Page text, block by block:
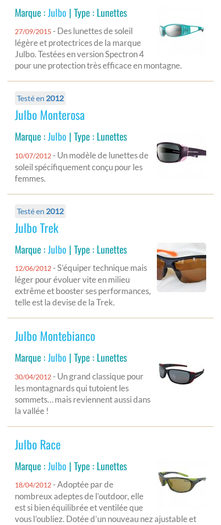
Marque :Julbo | Type : Lunettes
27/09/2015 - Des lunettes de soleil
légère et protectrices de la marque
Julbo. Testées en version Spectron 4
pour une protection très efficace en montagne.
Testé en 2012
Julbo Monterosa
Marque :Julbo | Type : Lunettes
10/07/2012 - Un modèle de lunettes de
soleil spécifiquement conçu pour les
femmes.
Testé en 2012
Julbo Trek
Marque :Julbo | Type : Lunettes
12/06/2012 - S’équiper technique mais
léger pour évoluer vite en milieu
extrême et booster ses performances,
telle est la devise de la Trek.
Julbo Montebianco
Marque :Julbo | Type : Lunettes
30/04/2012 - Un grand classique pour
les montagnards qui tutoient les
sommets… mais reviennent aussi dans
la vallée !
Julbo Race
Marque :Julbo | Type : Lunettes
18/04/2012 - Adoptée par de
nombreux adeptes de l’outdoor, elle
est si bien équilibrée et ventilée que
vous l’oubliez. Dotée d’un nouveau nez ajustable et